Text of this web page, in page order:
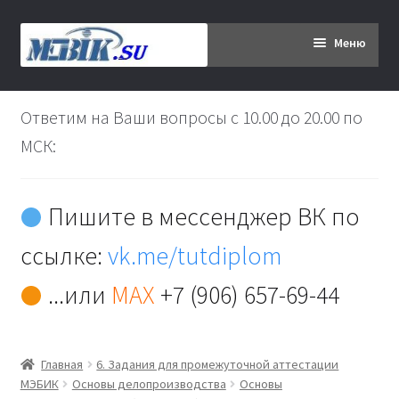
Перейти
к
Перейти
к
Меню
Главная
Дипломникам
Контакты
Ответим на Ваши вопросы с 10.00 до 20.00 по
МСК:
Пишите в мессенджер ВК по
ссылке:vk.me/tutdiplom
...или MAX +7 (906) 657-69-44
Главная
6. Задания для промежуточной аттестации
МЭБИК
Основы делопроизводства
Основы